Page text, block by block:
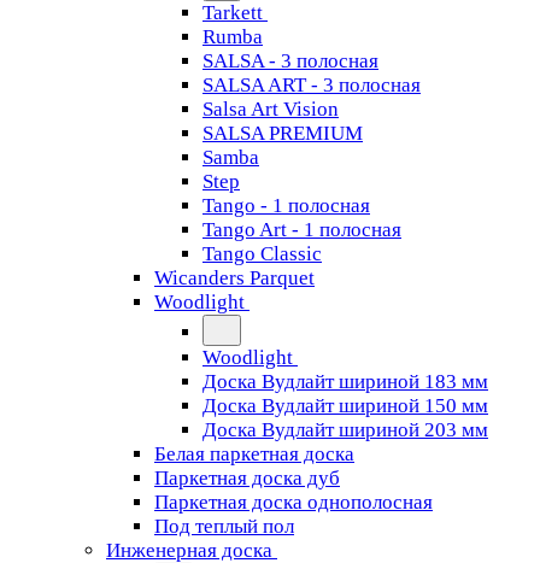
Tarkett
Rumba
SALSA - 3 полосная
SALSA ART - 3 полосная
Salsa Art Vision
SALSA PREMIUM
Samba
Step
Tango - 1 полосная
Tango Art - 1 полосная
Tango Classiс
Wicanders Parquet
Woodlight
Woodlight
Доска Вудлайт шириной 183 мм
Доска Вудлайт шириной 150 мм
Доска Вудлайт шириной 203 мм
Белая паркетная доска
Паркетная доска дуб
Паркетная доска однополосная
Под теплый пол
Инженерная доска